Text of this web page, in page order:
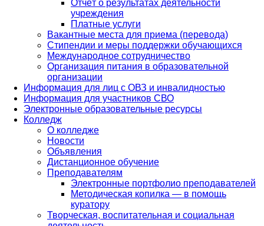
Отчёт о результатах деятельности
учреждения
Платные услуги
Вакантные места для приема (перевода)
Стипендии и меры поддержки обучающихся
Международное сотрудничество
Организация питания в образовательной
организации
Информация для лиц с ОВЗ и инвалидностью
Информация для участников СВО
Электронные образовательные ресурсы
Колледж
О колледже
Новости
Объявления
Дистанционное обучение
Преподавателям
Электронные портфолио преподавателей
Методическая копилка — в помощь
куратору
Творческая, воспитательная и социальная